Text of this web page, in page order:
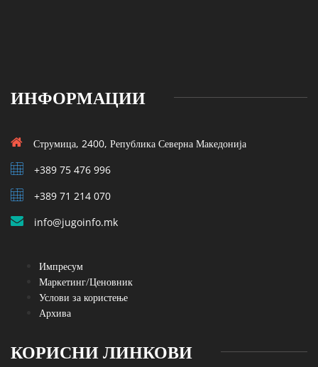
ИНФОРМАЦИИ
Струмица, 2400, Република Северна Македонија
+389 75 476 996
+389 71 214 070
info@jugoinfo.mk
Импресум
Маркетинг/Ценовник
Услови за користење
Архива
КОРИСНИ ЛИНКОВИ